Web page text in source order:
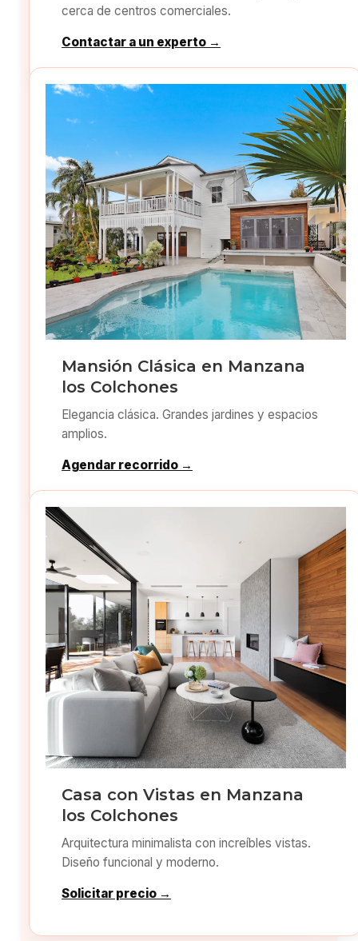
cerca de centros comerciales.
Contactar a un experto →
Mansión Clásica en Manzana
los Colchones
Elegancia clásica. Grandes jardines y espacios
amplios.
Agendar recorrido →
Casa con Vistas en Manzana
los Colchones
Arquitectura minimalista con increíbles vistas.
Diseño funcional y moderno.
Solicitar precio →